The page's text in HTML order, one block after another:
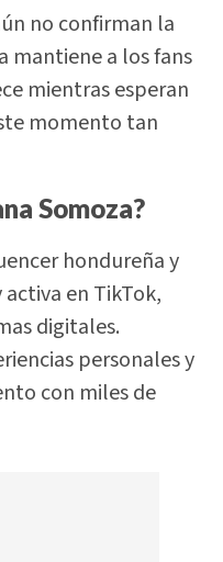
no confirman la
mantiene a los fans
mientras esperan
momento tan
Somoza?
hondureña y
en TikTok,
digitales.
personales y
con miles de